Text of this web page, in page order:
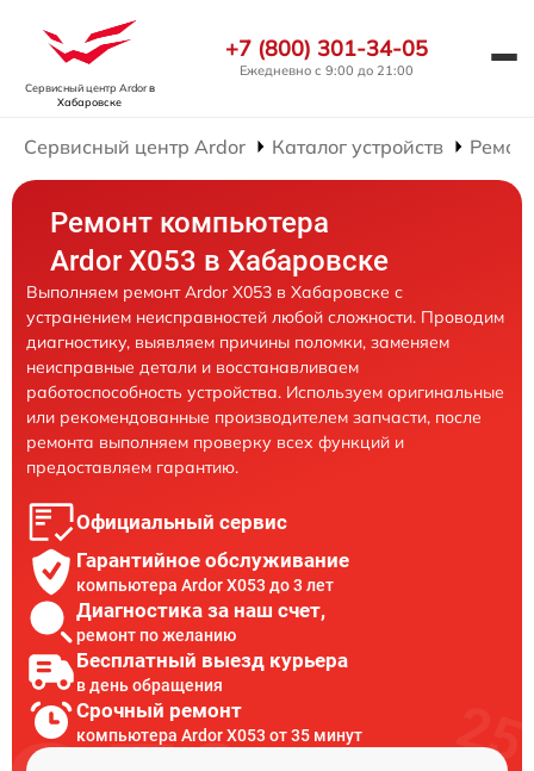
Сервисный центр Ardorв
Хабаровске
+7 (800) 301-34-05
Ежедневно с 9:00 до 21:00
Сервисный центр Ardor Каталог устройств
Ремонт компьютера
Ardor X053 в Хабаровске
Выполняем ремонт Ardor X053 в Хабаровске с
устранением неисправностей любой сложности. Проводим
диагностику, выявляем причины поломки, заменяем
неисправные детали и восстанавливаем
работоспособность устройства. Используем оригинальные
или рекомендованные производителем запчасти, после
ремонта выполняем проверку всех функций и
предоставляем гарантию.
Официальный сервис
Гарантийное обслуживание
компьютера Ardor X053 до 3 лет
Диагностика за наш счет,
ремонт по желанию
Бесплатный выезд курьера
в день обращения
Срочный ремонт
компьютера Ardor X053 от 35 минут